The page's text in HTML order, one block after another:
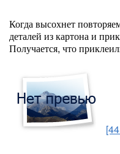
Когда высохнет
деталей из картона и
Получается, что